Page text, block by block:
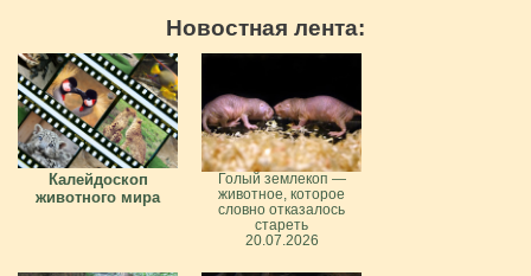
Новостная лента:
Калейдоскоп
животного мира
Голый землекоп —
животное, которое
словно отказалось
стареть
20.07.2026